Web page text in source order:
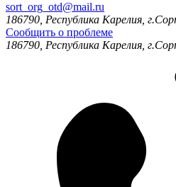
sort_org_otd@mail.ru
186790, Республика Карелия,
Сообщить о проблеме
186790, Республика Карелия,